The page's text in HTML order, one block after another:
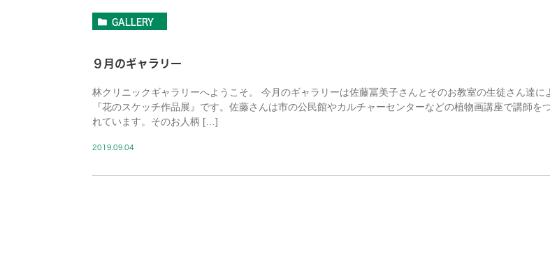
GALLERY
９月のギャラリー
林クリニックギャラリーへようこそ。 今月のギャラリーは佐藤冨美子さんとそのお教室の生徒さん達に
『花のスケッチ作品展』です。佐藤さんは市の公民館やカルチャーセンターなどの植物画講座で講師を
れています。そのお人柄 […]
2019.09.04